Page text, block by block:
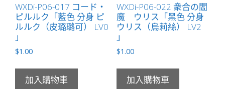
WXDi-P06-017 コード・
ピルルク「藍色 分身 ピ
ルルク（皮璐璐可） LV0
」
$1.00
加入購物車
WXDi-P06-022 衆合の閻
魔 ウリス「黑色 分身
ウリス（烏莉絲） LV2
」
$1.00
加入購物車